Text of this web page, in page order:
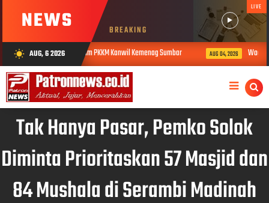
NEWS BREAKING
LIVE
wb_sunny AUG, 6 2026
Dinilai dalam PKKM Kanwil Kemenag Sumbar AUG 04, 2026 Wagub Sumbar
Tak Hanya Pasar, Pemko Solok
Diminta Prioritaskan 57 Masjid dan
84 Mushala di Serambi Madinah